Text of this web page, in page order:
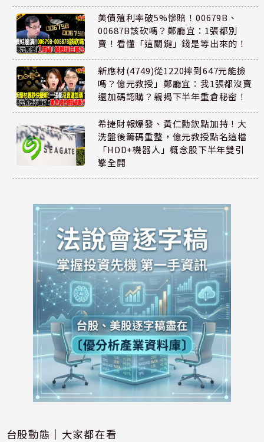
美債殖利率破5%慘賠！00679B、
00687B該砍嗎？鄭廳宜：1張都別
賣！看懂「這關鍵」錢是等出來的！
新應材(4749)從1220摔到647元能撿
嗎？億元教授」鄭廳宜：我1張都沒賣
還加碼認購？親揭下半年重倉秘密！
希捷財報爆發、黃仁勳欽點加持！大
洗盤後籌碼重整，億元教授點名這檔
「HDD+機器人」概念股下半年雙引
擎全開
台股動態｜大家都在看